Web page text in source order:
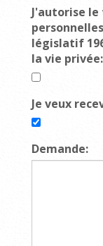
J'autorise
législatif
la vie privée:
Je veux
Demande: